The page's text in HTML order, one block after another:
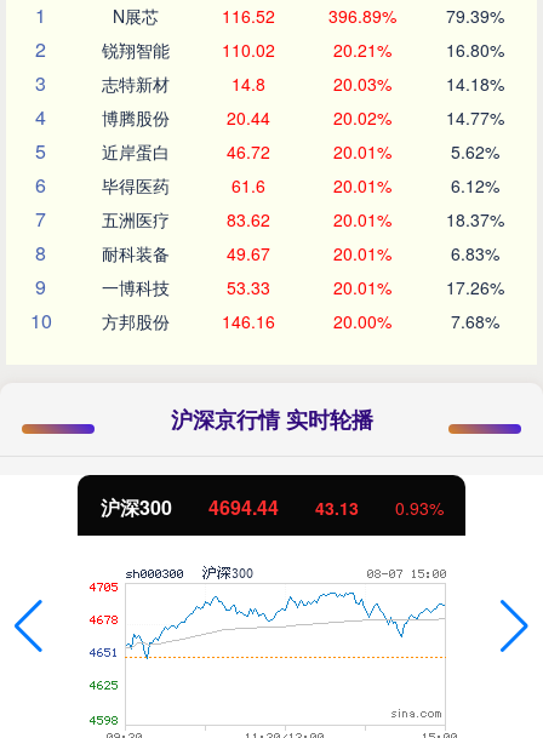
1
N展芯 116.52 396.89% 79.39%
2 锐翔智能 110.02 20.21% 16.80%
3 志特新材 14.8 20.03% 14.18%
4 博腾股份 20.44 20.02% 14.77%
5 近岸蛋白 46.72 20.01% 5.62%
6 毕得医药 61.6 20.01% 6.12%
7 五洲医疗 83.62 20.01% 18.37%
8 耐科装备 49.67 20.01% 6.83%
9 一博科技 53.33 20.01% 17.26%
10 方邦股份 146.16 20.00% 7.68%
沪深京行情 实时轮播
沪深300 4694.44 43.13 0.93%